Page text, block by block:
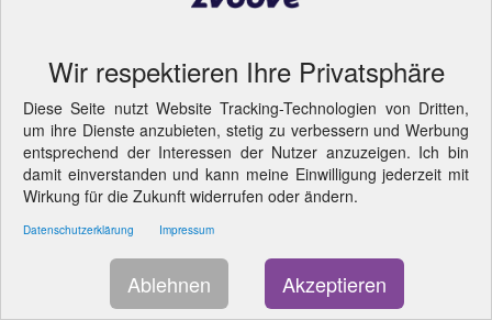
Pflichtfelder
© 2026 SCHMIDT & WIFLING
- Cookie-Einstellungen ändern.
LIZENZINFORMATION
Wir respektieren Ihre Privatsphäre
Diese Seite nutzt Website Tracking-Technologien von Dritten,
um ihre Dienste anzubieten, stetig zu verbessern und Werbung
entsprechend der Interessen der Nutzer anzuzeigen. Ich bin
damit einverstanden und kann meine Einwilligung jederzeit mit
Wirkung für die Zukunft widerrufen oder ändern.
Datenschutzerklärung Impressum
Ablehnen Akzeptieren